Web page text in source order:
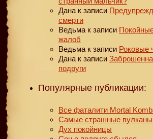
Дана к записи
смерти
Ведьма к записи
жалоб
Ведьма к записи Роковые
Дана к записи
подруги
Популярные публикации:
Все фаталити Mortal
Самые страшные
Дух покойницы